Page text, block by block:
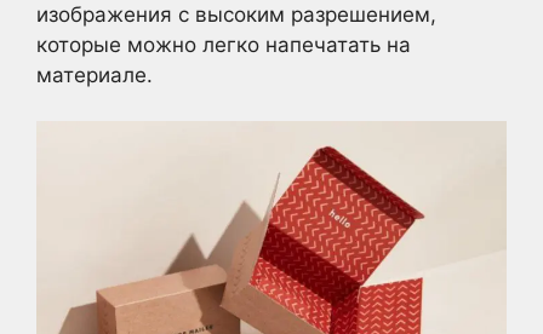
изображения с высоким разрешением,
которые можно легко напечатать на
материале.